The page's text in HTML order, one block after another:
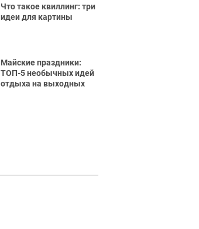
Что такое квиллинг: три
идеи для картины
Майские праздники:
ТОП-5 необычных идей
отдыха на выходных